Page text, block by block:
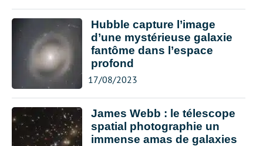
Hubble capture l’image
d’une mystérieuse galaxie
fantôme dans l’espace
profond
17/08/2023
James Webb : le télescope
spatial photographie un
immense amas de galaxies